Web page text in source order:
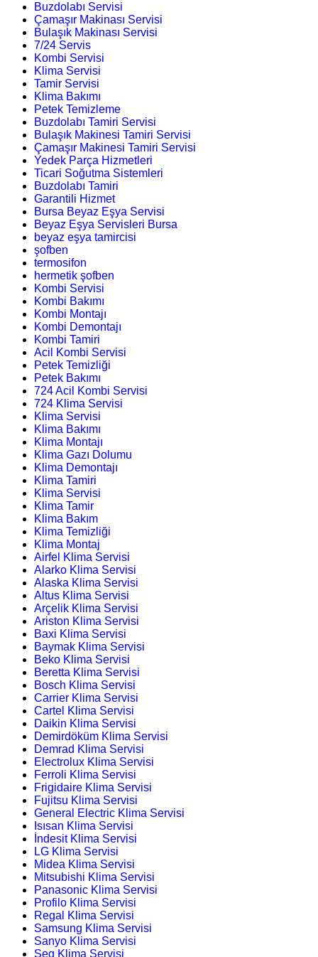
Buzdolabı Servisi
Çamaşır Makinası Servisi
Bulaşık Makinası Servisi
7/24 Servis
Kombi Servisi
Klima Servisi
Tamir Servisi
Klima Bakımı
Petek Temizleme
Buzdolabı Tamiri Servisi
Bulaşık Makinesi Tamiri Servisi
Çamaşır Makinesi Tamiri Servisi
Yedek Parça Hizmetleri
Ticari Soğutma Sistemleri
Buzdolabı Tamiri
Garantili Hizmet
Bursa Beyaz Eşya Servisi
Beyaz Eşya Servisleri Bursa
beyaz eşya tamircisi
şofben
termosifon
hermetik şofben
Kombi Servisi
Kombi Bakımı
Kombi Montajı
Kombi Demontajı
Kombi Tamiri
Acil Kombi Servisi
Petek Temizliği
Petek Bakımı
724 Acil Kombi Servisi
724 Klima Servisi
Klima Servisi
Klima Bakımı
Klima Montajı
Klima Gazı Dolumu
Klima Demontajı
Klima Tamiri
Klima Servisi
Klima Tamir
Klima Bakım
Klima Temizliği
Klima Montaj
Airfel Klima Servisi
Alarko Klima Servisi
Alaska Klima Servisi
Altus Klima Servisi
Arçelik Klima Servisi
Ariston Klima Servisi
Baxi Klima Servisi
Baymak Klima Servisi
Beko Klima Servisi
Beretta Klima Servisi
Bosch Klima Servisi
Carrier Klima Servisi
Cartel Klima Servisi
Daikin Klima Servisi
Demirdöküm Klima Servisi
Demrad Klima Servisi
Electrolux Klima Servisi
Ferroli Klima Servisi
Frigidaire Klima Servisi
Fujitsu Klima Servisi
General Electric Klima Servisi
Isısan Klima Servisi
İndesit Klima Servisi
LG Klima Servisi
Midea Klima Servisi
Mitsubishi Klima Servisi
Panasonic Klima Servisi
Profilo Klima Servisi
Regal Klima Servisi
Samsung Klima Servisi
Sanyo Klima Servisi
Seg Klima Servisi